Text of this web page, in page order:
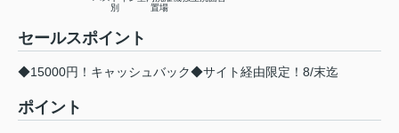
別
置場
セールスポイント
◆15000円！キャッシュバック◆サイト経由限定！8/末迄
ポイント